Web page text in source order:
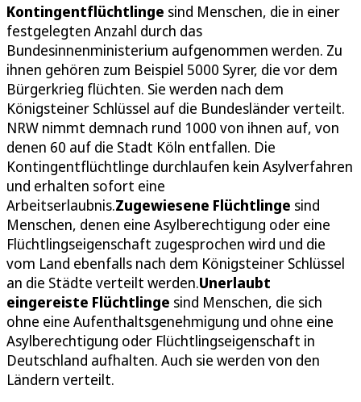
Kontingentflüchtlinge sind Menschen, die in einer
festgelegten Anzahl durch das
Bundesinnenministerium aufgenommen werden. Zu
ihnen gehören zum Beispiel 5000 Syrer, die vor dem
Bürgerkrieg flüchten. Sie werden nach dem
Königsteiner Schlüssel auf die Bundesländer verteilt.
NRW nimmt demnach rund 1000 von ihnen auf, von
denen 60 auf die Stadt Köln entfallen. Die
Kontingentflüchtlinge durchlaufen kein Asylverfahren
und erhalten sofort eine
Arbeitserlaubnis.Zugewiesene Flüchtlinge sind
Menschen, denen eine Asylberechtigung oder eine
Flüchtlingseigenschaft zugesprochen wird und die
vom Land ebenfalls nach dem Königsteiner Schlüssel
an die Städte verteilt werden.Unerlaubt
eingereiste Flüchtlinge sind Menschen, die sich
ohne eine Aufenthaltsgenehmigung und ohne eine
Asylberechtigung oder Flüchtlingseigenschaft in
Deutschland aufhalten. Auch sie werden von den
Ländern verteilt.